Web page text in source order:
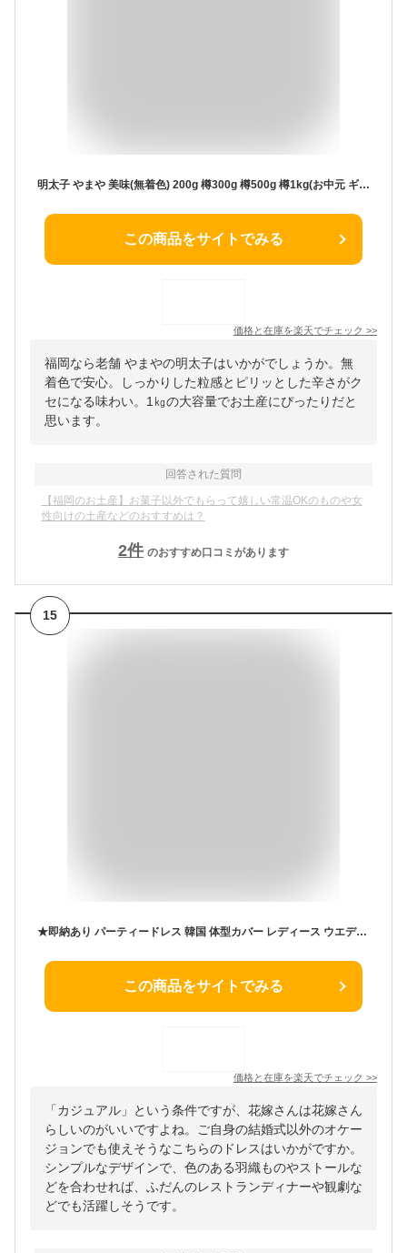
明太子 やまや 美味(無着色) 200g 樽300g 樽500g 樽1kg(お中元 ギフト 辛子明太子 贈り物 贈答品 贈答用 お取り寄せ グルメ 食べ物 土産 九州 福岡 博多 内祝 お祝い お礼 感謝 お歳暮 お年賀)
この商品をサイトでみる
価格と在庫を楽天でチェック >>
福岡なら老舗 やまやの明太子はいかがでしょうか。無
着色で安心。しっかりした粒感とピリッとした辛さがク
セになる味わい。1㎏の大容量でお土産にぴったりだと
思います。
回答された質問
【福岡のお土産】お菓子以外でもらって嬉しい常温OKのものや女
性向けの土産などのおすすめは？
2件 のおすすめ口コミがあります
15
★即納あり パーティードレス 韓国 体型カバー レディース ウエディングドレス カジュアル ビーチフォト パーティードレス 白 結婚式 ワンピース 演奏会ドレス フォトウエディング 花嫁ドレス 長袖 ナチュラル 撮影 披露宴 結婚式 発表会 パッド付き 送料無料
この商品をサイトでみる
価格と在庫を楽天でチェック >>
「カジュアル」という条件ですが、花嫁さんは花嫁さん
らしいのがいいですよね。ご自身の結婚式以外のオケー
ジョンでも使えそうなこちらのドレスはいかがですか。
シンプルなデザインで、色のある羽織ものやストールな
どを合わせれば、ふだんのレストランディナーや観劇な
どでも活躍しそうです。